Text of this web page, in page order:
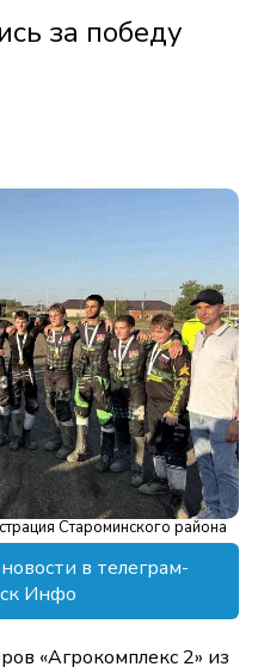
за победу
Староминского района
в телеграм-
Инфо
«Агрокомплекс 2» из